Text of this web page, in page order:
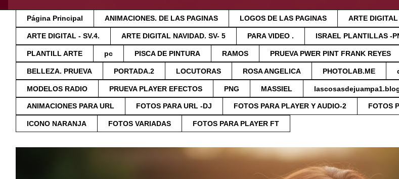
Página Principal ANIMACIONES. DE LAS PAGINAS LOGOS DE LAS PAGINAS ARTE
ARTE DIGITAL - SV.4. ARTE DIGITAL NAVIDAD. SV- 5 PARA VIDEO . ISRAEL PLANTILLAS -
PLANTILL ARTE pc PISCA DE PINTURA RAMOS PRUEVA PWER PINT FRANK REYES
BELLEZA. PRUEVA PORTADA.2 LOCUTORAS ROSA ANGELICA PHOTOLAB.ME
MODELOS RADIO PRUEVA PLAYER EFECTOS PNG MASSIEL
ANIMACIONES PARA URL FOTOS PARA URL -DJ FOTOS PARA PLAYER Y AUDIO-2 FOTOS
ICONO NARANJA FOTOS VARIADAS FOTOS PARA PLAYER FT